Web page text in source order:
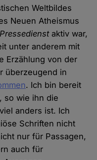
Weltbildes
Neuen Atheismus
aktiv war,
unter anderem mit
Erzählung von der
überzeugend in
. Ich bin bereit
so wie ihn die
anders ist. Ich
Schriften nicht
nur für Passagen,
auch für